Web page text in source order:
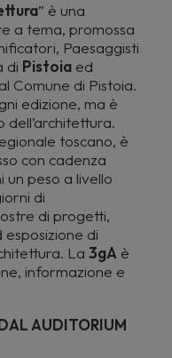
” è una
a tema, promossa
Paesaggisti
di Pistoia ed
Comune di Pistoia.
edizione, ma è
dell’architettura.
toscano, è
con cadenza
un peso a livello
di
di progetti,
di
La 3gA è
informazione e
AUDITORIUM